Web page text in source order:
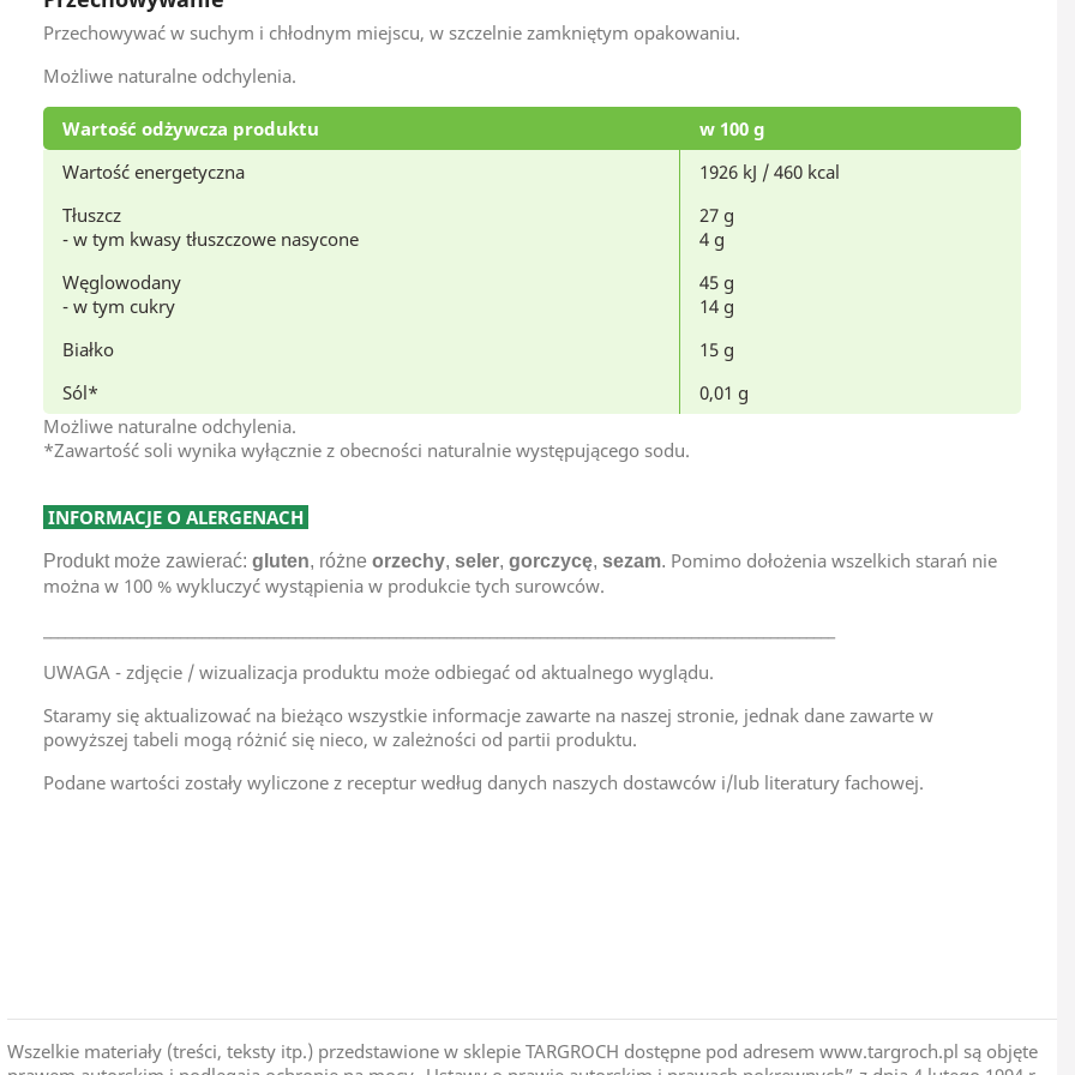
Przechowywać w suchym i chłodnym miejscu, w szczelnie zamkniętym opakowaniu.
Możliwe naturalne odchylenia.
Wartość odżywcza produktu
w 100 g
Wartość energetyczna
1926 kJ / 460 kcal
Tłuszcz
- w tym kwasy tłuszczowe nasycone
27 g
4 g
Węglowodany
- w tym cukry
45 g
14 g
Białko
15 g
Sól*
0,01 g
Możliwe naturalne odchylenia.
*Zawartość soli wynika wyłącznie z obecności naturalnie występującego sodu.
INFORMACJE O ALERGENACH
Produkt może zawierać: gluten, różne orzechy, seler, gorczycę, sezam. Pomimo dołożenia wszelkich starań nie
można w 100 % wykluczyć wystąpienia w produkcie tych surowców.
UWAGA - zdjęcie / wizualizacja produktu może odbiegać od aktualnego wyglądu.
Staramy się aktualizować na bieżąco wszystkie informacje zawarte na naszej stronie, jednak dane zawarte w
powyższej tabeli mogą różnić się nieco, w zależności od partii produktu.
Podane wartości zostały wyliczone z receptur według danych naszych dostawców i/lub literatury fachowej.
Wszelkie materiały (treści, teksty itp.) przedstawione w sklepie TARGROCH dostępne pod adresem www.targroch.pl są objęte